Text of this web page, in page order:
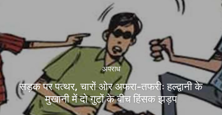
अपराध
सड़क पर पत्थर, चारों ओर अफरा-तफरीः हल्द्वानी के
मुखानी में दो गुटों के बीच हिंसक झड़प